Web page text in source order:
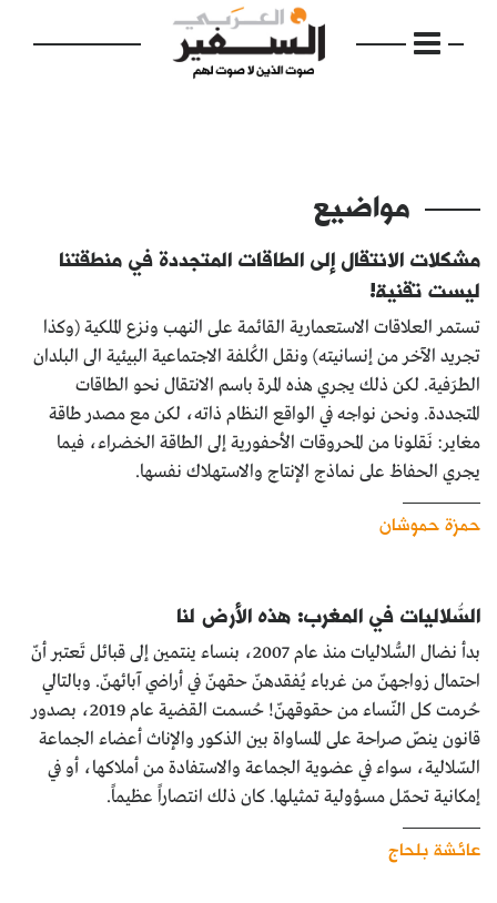
مواضيع
إفتتاحية
فكرة
دفاتر
بالصورة
كتّابنا
مواضيع
مشكلات الانتقال إلى الطاقات المتجددة في منطقتنا
ليست تقنية!
تستمر العلاقات الاستعمارية القائمة على النهب ونزع الملكية (وكذا
تجريد الآخر من إنسانيته) ونقل الكُلفة الاجتماعية البيئية الى البلدان
الطرَفية. لكن ذلك يجري هذه المرة باسم الانتقال نحو الطاقات
المتجددة. ونحن نواجه في الواقع النظام ذاته، لكن مع مصدر طاقة
مغاير: نَقلونا من المحروقات الأحفورية إلى الطاقة الخضراء، فيما
يجري الحفاظ على نماذج الإنتاج والاستهلاك نفسها.
حمزة حموشان
السُّلاليات في المغرب: هذه الأرض لنا
بدأ نضال السُّلاليات منذ عام 2007، بنساء ينتمين إلى قبائل تَعتبر أنّ
احتمال زواجهنّ من غرباء يُفقدهنّ حقهنّ في أراضي آبائهنّ. وبالتالي
حُرمت كل النّساء من حقوقهنّ! حُسمت القضية عام 2019، بصدور
قانون ينصّ صراحة على المساواة بين الذكور والإناث أعضاء الجماعة
السّلالية، سواء في عضوية الجماعة والاستفادة من أملاكها، أو في
إمكانية تحمّل مسؤولية تمثيلها. كان ذلك انتصاراً عظيماً.
عائشة بلحاج